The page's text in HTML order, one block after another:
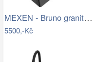
MEXEN - Bruno granitový dřez 1 s…
5500,-Kč